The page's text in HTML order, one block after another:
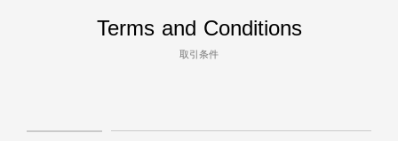
Terms and Conditions
取引条件